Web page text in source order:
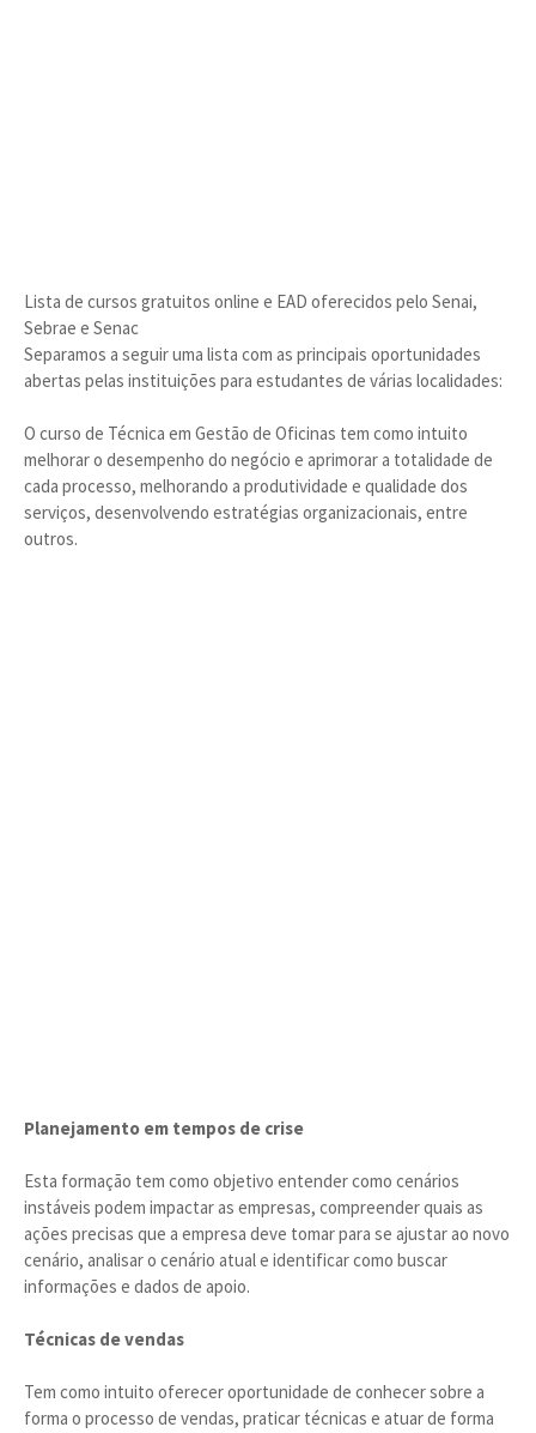
Lista de cursos gratuitos online e EAD oferecidos pelo Senai,
Sebrae e Senac
Separamos a seguir uma lista com as principais oportunidades
abertas pelas instituições para estudantes de várias localidades:
O curso de Técnica em Gestão de Oficinas tem como intuito
melhorar o desempenho do negócio e aprimorar a totalidade de
cada processo, melhorando a produtividade e qualidade dos
serviços, desenvolvendo estratégias organizacionais, entre
outros.
Planejamento em tempos de crise
Esta formação tem como objetivo entender como cenários
instáveis podem impactar as empresas, compreender quais as
ações precisas que a empresa deve tomar para se ajustar ao novo
cenário, analisar o cenário atual e identificar como buscar
informações e dados de apoio.
Técnicas de vendas
Tem como intuito oferecer oportunidade de conhecer sobre a
forma o processo de vendas, praticar técnicas e atuar de forma